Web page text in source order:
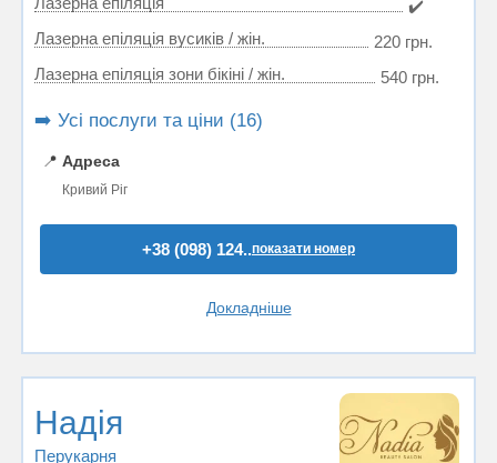
✔️
Лазерна епіляція вусиків / жін.
220 грн.
Лазерна епіляція зони бікіні / жін.
540 грн.
➡️ Усі послуги та ціни (16)
📍 Адреса
Кривий Ріг
+38 (098) 124..показати номер
Докладніше
Надiя
Перукарня